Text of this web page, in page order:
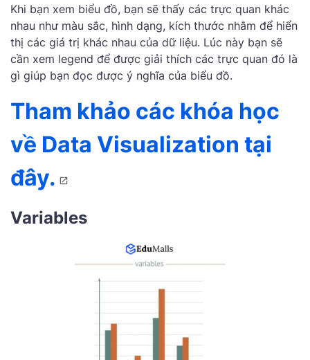
Khi bạn xem biểu đồ, bạn sẽ thấy các trực quan khác
nhau như màu sắc, hình dạng, kích thước nhằm để hiển
thị các giá trị khác nhau của dữ liệu. Lúc này bạn sẽ
cần xem legend để được giải thích các trực quan đó là
gì giúp bạn đọc được ý nghĩa của biểu đồ.
Tham khảo các khóa học
về Data Visualization tại
đây.
Variables